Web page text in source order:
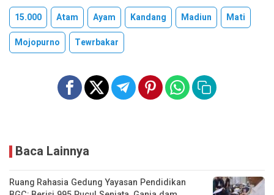
15.000 Atam Ayam Kandang Madiun
Mati
Mojopurno
Tewrbakar
Baca Lainnya
Ruang Rahasia Gedung Yayasan Pendidikan